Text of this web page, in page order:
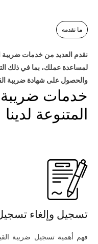
ما نقدمه
نقدم العديد من خدمات ضريبة
لمساعدة عملك، بما في ذلك
والحصول على شهادة ضريبة
خدمات ضريبة
المتنوعة لدينا
تسجيل وإلغاء
فهم أهمية تسجيل ضريبة